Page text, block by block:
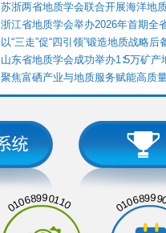
苏浙两省地质学会联合开展海洋地
浙江省地质学会举办2026年首期全
以“三走”促“四引领”锻造地质战略
山东省地质学会成功举办1∶5万矿
聚焦富硒产业与地质服务赋能高
01068990110